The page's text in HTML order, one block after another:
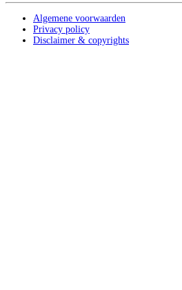
Algemene voorwaarden
Privacy policy
Disclaimer & copyrights